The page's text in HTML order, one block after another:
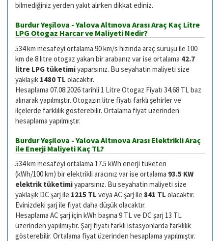
bilmediğiniz yerden yakıt alırken dikkat ediniz.
Burdur Yeşilova - Yalova Altınova Arası Araç Kaç Litre
LPG Otogaz Harcar ve Maliyeti Nedir?
534 km mesafeyi ortalama 90 km/s hızında araç sürüşü ile 100
km de 8 litre otogaz yakan bir arabanız var ise ortalama 42.7
litre LPG tüketimiyaparsınız. Bu seyahatin maliyeti size
yaklaşık 1480 TL olacaktır.
Hesaplama 07.08.2026 tarihli 1 Litre Otogaz Fiyatı 34.68 TL baz
alınarak yapılmıştır. Otogazın litre fiyatı farklı şehirler ve
ilçelerde farklılık gösterebilir. Ortalama fiyat üzerinden
hesaplama yapılmıştır.
Burdur Yeşilova - Yalova Altınova Arası Elektrikli Araç
ile Enerji Maliyeti Kaç TL?
534 km mesafeyi ortalama 17.5 kWh enerji tüketen
(kWh/100 km) bir elektrikli aracınız var ise ortalama 93.5 KW
elektrik tüketimiyaparsınız. Bu seyahatin maliyeti size
yaklaşık DC şarj ile 1215 TL veya AC şarj ile 841 TL olacaktır.
Evinizdeki şarj ile fiyat daha düşük olacaktır.
Hesaplama AC şarj için kWh başına 9 TL ve DC şarj 13 TL
üzerinden yapılmıştır. Şarj fiyatı farklı istasyonlarda farklılık
gösterebilir. Ortalama fiyat üzerinden hesaplama yapılmıştır.